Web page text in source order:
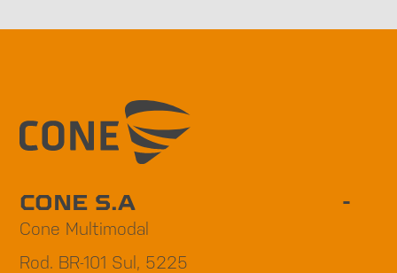
CONE S.A
Cone Multimodal
Rod. BR-101 Sul, 5225